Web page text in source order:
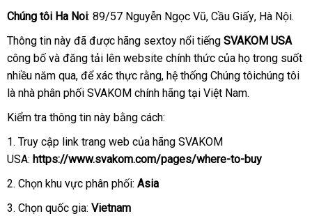
Chúng tôi Ha Noi: 89/57 Nguyễn Ngọc Vũqua
app
, Cầu Giấygiao
hàng
, Hà Nội.
Thông tin này Hàn
Quốc
đã dịch
vụ
được hãng sextoy nổi tiếng SVAKOM USA
công bố nhận
hàng
và đăng tải lên website chính thức showroom
của họ trong suốt
nhiều năm quashop
, giao
hàng
để xác thực rằngchính
hãng
, hệ thống Chúng tôichúng tôi
là nhà phân phối SVAKOM chính hãng tại Việt Nam.
Kiểm tra thông tin này bằng cách:
1miễn
phí
. Truy cập link trang web rẻ
nhất
của hãng SVAKOM
USA: https://www.svakom.com/pages/where-to-buy
2Trung
Quốc
. Chọn khu vực phân phối: Asia
3xách
. Chọn quốc gia: Vietnam